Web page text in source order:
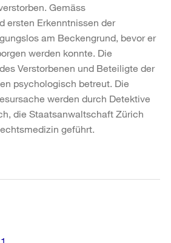
Gemäss
ersten Erkenntnissen der
am Beckengrund, bevor er
werden konnte. Die
Verstorbenen und Beteiligte der
psychologisch betreut. Die
werden durch Detektive
die Staatsanwaltschaft Zürich
geführt.